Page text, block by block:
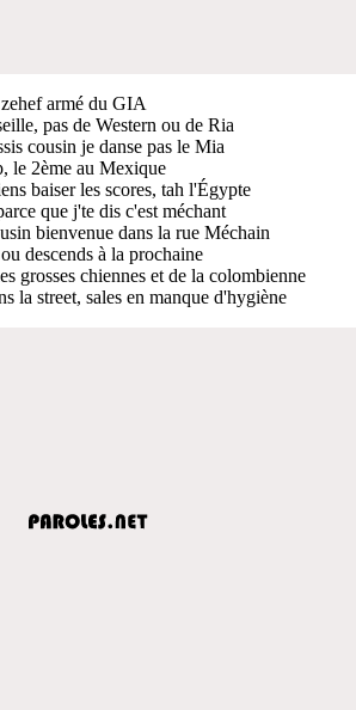
armé du GIA
pas de Western ou de Ria
cousin je danse pas le Mia
le 2ème au Mexique
baiser les scores, tah l'Égypte
que j'te dis c'est méchant
bienvenue dans la rue Méchain
descends à la prochaine
grosses chiennes et de la colombienne
la street, sales en manque d'hygiène